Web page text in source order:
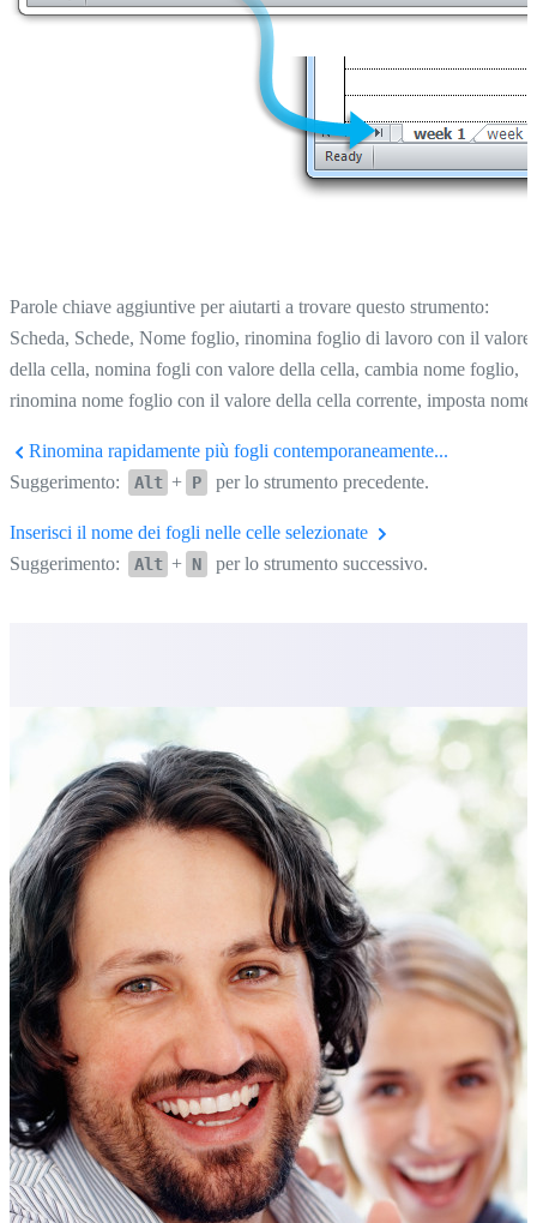
Parole chiave aggiuntive per aiutarti a trovare questo strumento:
Scheda, Schede, Nome foglio, rinomina foglio di lavoro con il valore
della cella, nomina fogli con valore della cella, cambia nome foglio,
rinomina nome foglio con il valore della cella corrente, imposta nome
Rinomina rapidamente più fogli contemporaneamente...
Suggerimento:
Alt + P per lo strumento precedente.
Inserisci il nome dei fogli nelle celle selezionate
Suggerimento:
Alt + N per lo strumento successivo.